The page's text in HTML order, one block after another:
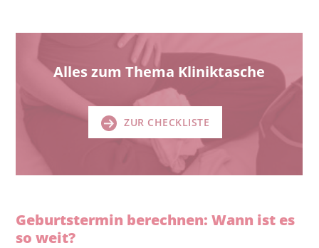
Alles zum Thema Kliniktasche
ZUR CHECKLISTE
Geburtstermin berechnen: Wann ist es
so weit?